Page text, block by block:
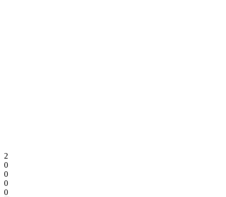
2
0
0
0
0